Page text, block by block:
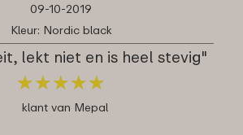
09-10-2019
Kleur: Nordic black
lekt niet en is heel stevig"
★★★★★
★★★★★
klant van Mepal